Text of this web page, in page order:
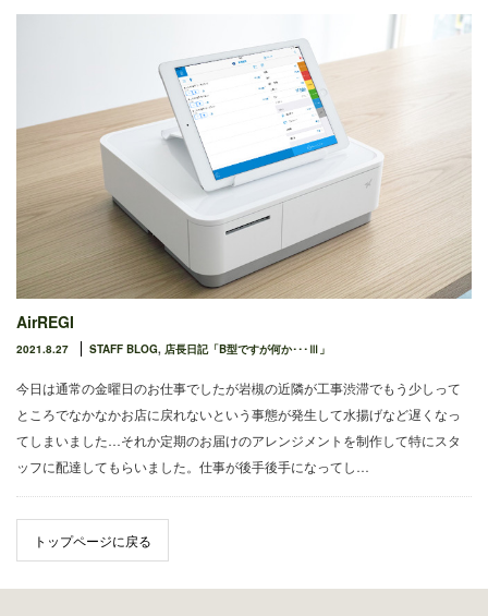
AirREGI
2021.8.27 STAFF BLOG, 店長日記「B型ですが何か･･･Ⅲ」
今日は通常の金曜日のお仕事でしたが岩槻の近隣が工事渋滞でもう少しって
ところでなかなかお店に戻れないという事態が発生して水揚げなど遅くなっ
てしまいました…それか定期のお届けのアレンジメントを制作して特にスタ
ッフに配達してもらいました。仕事が後手後手になってし…
トップページに戻る